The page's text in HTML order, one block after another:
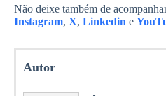
Não deixe também de
Instagram, X, Linkedin e
Autor